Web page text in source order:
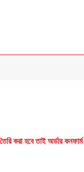
করা হবে তাই অর্ডার